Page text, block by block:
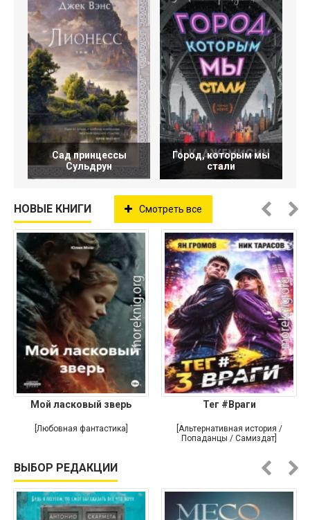
Сад принцессы
Сульдрун
Город, которым мы
стали
НОВЫЕ КНИГИ Смотреть все
Мой ласковый зверь
[Любовная фантастика]
Тег #Враги
[Альтернативная история /
Попаданцы / Самиздат]
ВЫБОР РЕДАКЦИИ